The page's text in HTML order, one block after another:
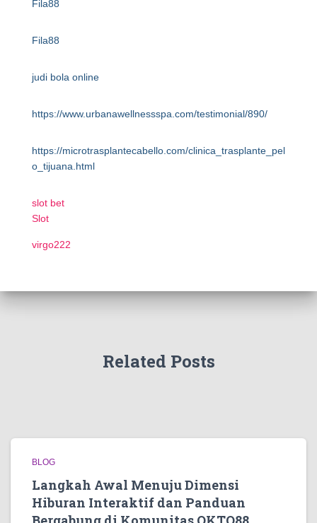
Fila88
Fila88
judi bola online
https://www.urbanawellnessspa.com/testimonial/890/
https://microtrasplantecabello.com/clinica_trasplante_pel
o_tijuana.html
slot bet
Slot
virgo222
Related Posts
BLOG
Langkah Awal Menuju Dimensi
Hiburan Interaktif dan Panduan